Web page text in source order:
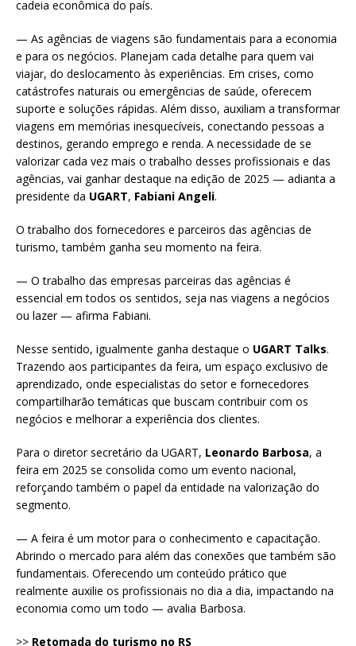
cadeia econômica do país.
— As agências de viagens são fundamentais para a economia
e para os negócios. Planejam cada detalhe para quem vai
viajar, do deslocamento às experiências. Em crises, como
catástrofes naturais ou emergências de saúde, oferecem
suporte e soluções rápidas. Além disso, auxiliam a transformar
viagens em memórias inesquecíveis, conectando pessoas a
destinos, gerando emprego e renda. A necessidade de se
valorizar cada vez mais o trabalho desses profissionais e das
agências, vai ganhar destaque na edição de 2025 — adianta a
presidente da UGART, Fabiani Angeli.
O trabalho dos fornecedores e parceiros das agências de
turismo, também ganha seu momento na feira.
— O trabalho das empresas parceiras das agências é
essencial em todos os sentidos, seja nas viagens a negócios
ou lazer — afirma Fabiani.
Nesse sentido, igualmente ganha destaque o UGART Talks.
Trazendo aos participantes da feira, um espaço exclusivo de
aprendizado, onde especialistas do setor e fornecedores
compartilharão temáticas que buscam contribuir com os
negócios e melhorar a experiência dos clientes.
Para o diretor secretário da UGART, Leonardo Barbosa, a
feira em 2025 se consolida como um evento nacional,
reforçando também o papel da entidade na valorização do
segmento.
— A feira é um motor para o conhecimento e capacitação.
Abrindo o mercado para além das conexões que também são
fundamentais. Oferecendo um conteúdo prático que
realmente auxilie os profissionais no dia a dia, impactando na
economia como um todo — avalia Barbosa.
>> Retomada do turismo no RS